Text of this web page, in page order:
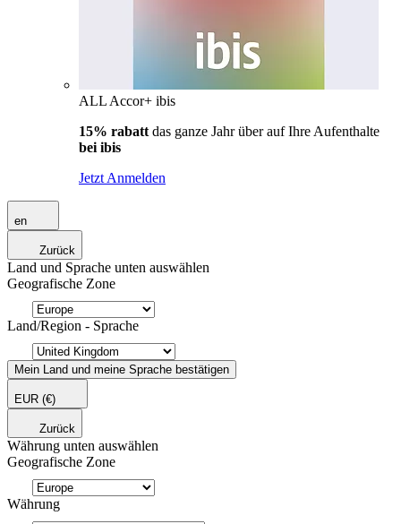
ALL Accor+ ibis
15% rabatt das ganze Jahr über auf Ihre Aufenthalte
bei ibis
Jetzt Anmelden
en
Zurück
Land und Sprache unten auswählen
Geografische Zone
Land/Region - Sprache
Mein Land und meine Sprache bestätigen
EUR (€)
Zurück
Währung unten auswählen
Geografische Zone
Währung